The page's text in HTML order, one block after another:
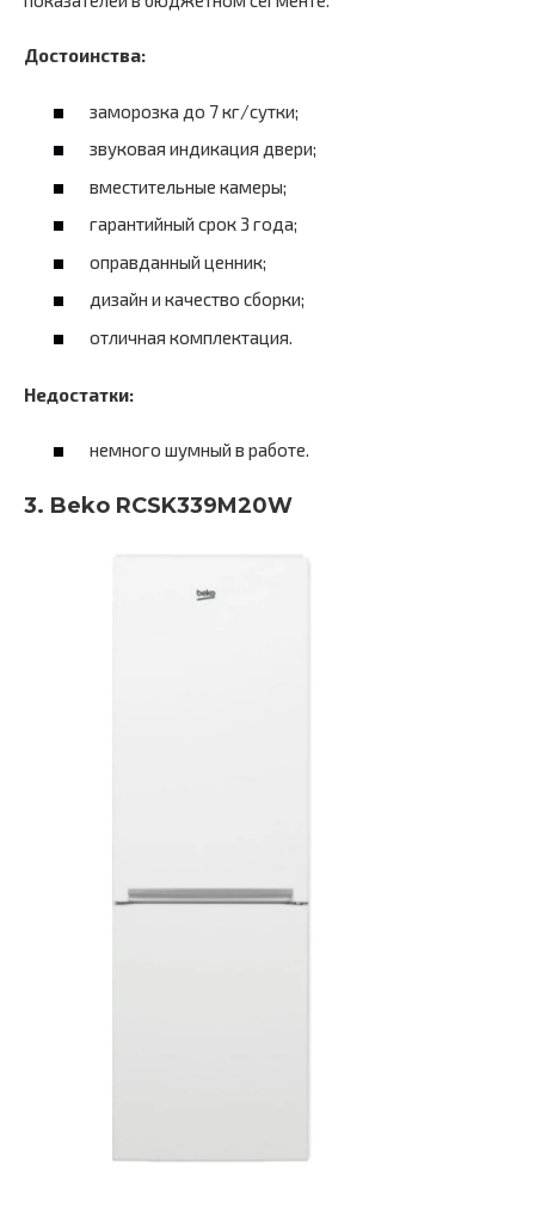
Достоинства:
заморозка до 7 кг/сутки;
звуковая индикация двери;
вместительные камеры;
гарантийный срок 3 года;
оправданный ценник;
дизайн и качество сборки;
отличная комплектация.
Недостатки:
немного шумный в работе.
3. Beko RCSK339M20W